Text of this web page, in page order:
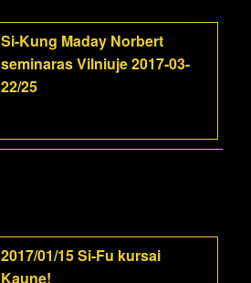
Si-Kung Maday Norbert
seminaras Vilniuje 2017-03-
22/25
2017/01/15 Si-Fu kursai
Kaune!